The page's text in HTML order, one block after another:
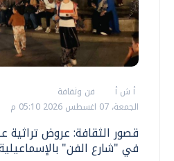
أ ش أ
فن وثقافة
الجمعة، 07 اغسطس 2026 05:10 م
قصور الثقافة: عروض
في "شارع الفن"